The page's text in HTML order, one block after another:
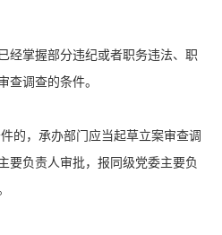
经掌握部分违纪或者职务违法、职
查调查的条件。
的，承办部门应当起草立案审查调
要负责人审批，报同级党委主要负